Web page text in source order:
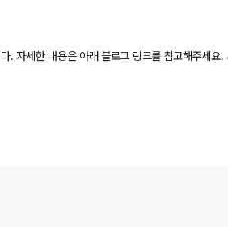
한 내용은 아래 블로그 링크를 참고해주세요. 사진은 넷